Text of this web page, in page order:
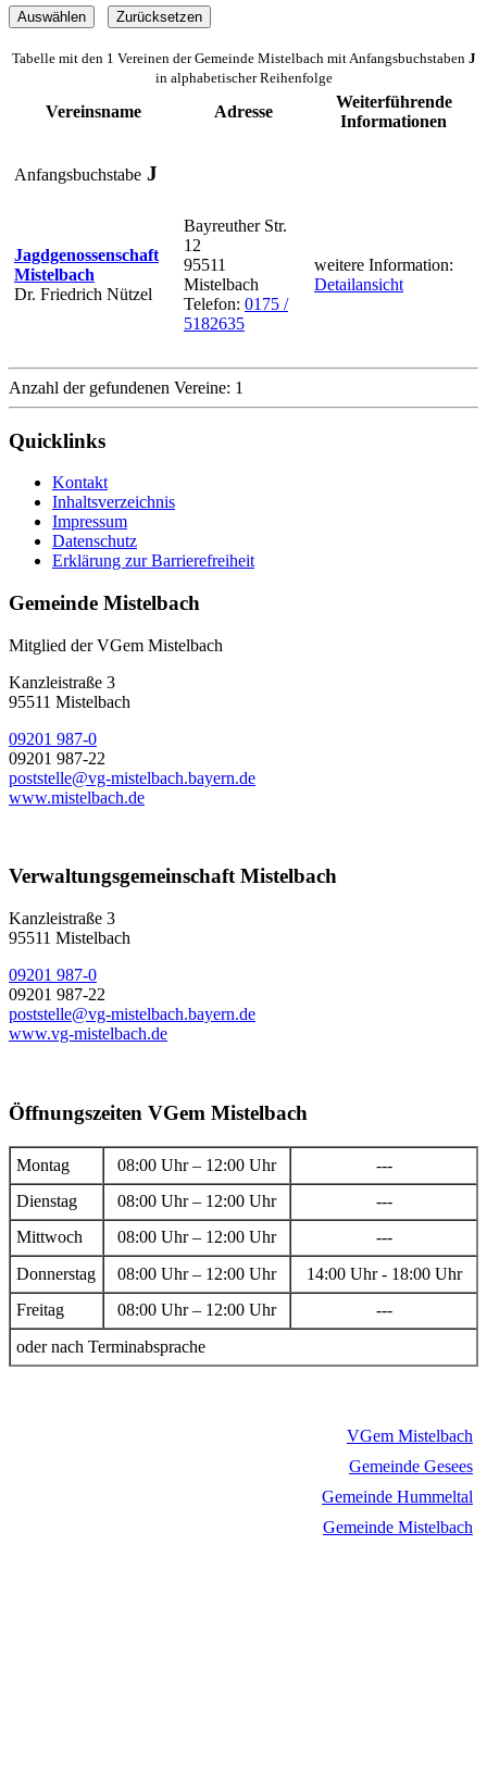
Tabelle mit den 1 Vereinen der Gemeinde Mistelbach mit Anfangsbuchstaben J
in alphabetischer Reihenfolge
Vereinsname Adresse
Weiterführende
Informationen
Anfangsbuchstabe J
Jagdgenossenschaft
Mistelbach
Dr. Friedrich Nützel
Bayreuther Str.
12
95511
Mistelbach
Telefon: 0175 /
5182635
weitere Information:
Detailansicht
Anzahl der gefundenen Vereine: 1
Quicklinks
Kontakt
Inhaltsverzeichnis
Impressum
Datenschutz
Erklärung zur Barrierefreiheit
Gemeinde Mistelbach
Mitglied der VGem Mistelbach
Kanzleistraße 3
95511 Mistelbach
09201 987-0
09201 987-22
poststelle@vg-mistelbach.bayern.de
www.mistelbach.de
Verwaltungsgemeinschaft Mistelbach
Kanzleistraße 3
95511 Mistelbach
09201 987-0
09201 987-22
poststelle@vg-mistelbach.bayern.de
www.vg-mistelbach.de
Öffnungszeiten VGem Mistelbach
Montag 08:00 Uhr – 12:00 Uhr
---
Dienstag
08:00 Uhr – 12:00 Uhr
---
Mittwoch
08:00 Uhr – 12:00 Uhr
---
Donnerstag
08:00 Uhr – 12:00 Uhr
14:00 Uhr - 18:00 Uhr
Freitag
08:00 Uhr – 12:00 Uhr
---
oder nach Terminabsprache
VGem Mistelbach
Gemeinde Gesees
Gemeinde Hummeltal
Gemeinde Mistelbach